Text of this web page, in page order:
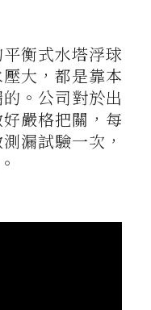
衡式水塔浮球
大，都是靠本
。公司對於出
嚴格把關，每
漏試驗一次，